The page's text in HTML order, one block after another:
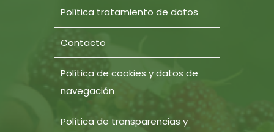
Política tratamiento de datos
Contacto
Política de cookies y datos de
navegación
Política de transparencias y